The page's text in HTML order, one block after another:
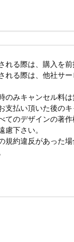
れる際は、購入を
れる際は、他社サ
のみキャンセル料
支払い頂いた後のキ
てのデザインの著
慮下さい。
規約違反があった